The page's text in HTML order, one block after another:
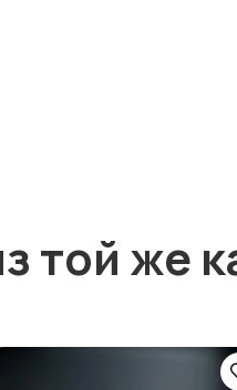
той же